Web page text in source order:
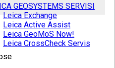
GEOSYSTEMS SERVISI
Leica Exchange
Leica Active Assist
Leica GeoMoS Now!
Leica CrossCheck Servis